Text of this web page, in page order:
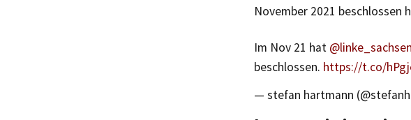
November 2021 beschlossen
Im Nov 21 hat @linke_sachsen
beschlossen. https://t.co/
— stefan hartmann